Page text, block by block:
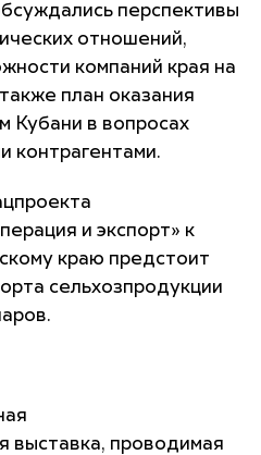
перспективы
отношений,
компаний края на
план оказания
Кубани в вопросах
контрагентами.
и экспорт» к
краю предстоит
сельхозпродукции
выставка, проводимая